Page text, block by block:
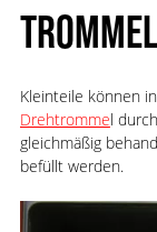
Kleinteile können
Drehtrommel durch
gleichmäßig
befüllt werden.